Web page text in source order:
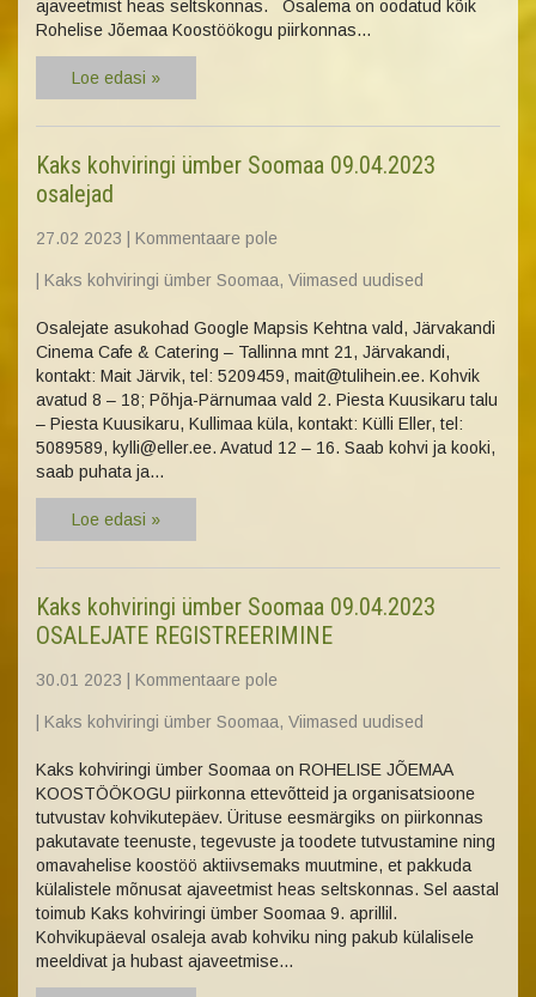
ajaveetmist heas seltskonnas. Osalema on oodatud kõik
Rohelise Jõemaa Koostöökogu piirkonnas…
Loe edasi »
Kaks kohviringi ümber Soomaa 09.04.2023
osalejad
27.02 2023 | Kommentaare pole
| Kaks kohviringi ümber Soomaa, Viimased uudised
Osalejate asukohad Google Mapsis Kehtna vald, Järvakandi
Cinema Cafe & Catering – Tallinna mnt 21, Järvakandi,
kontakt: Mait Järvik, tel: 5209459, mait@tulihein.ee. Kohvik
avatud 8 – 18; Põhja-Pärnumaa vald 2. Piesta Kuusikaru talu
– Piesta Kuusikaru, Kullimaa küla, kontakt: Külli Eller, tel:
5089589, kylli@eller.ee. Avatud 12 – 16. Saab kohvi ja kooki,
saab puhata ja…
Loe edasi »
Kaks kohviringi ümber Soomaa 09.04.2023
OSALEJATE REGISTREERIMINE
30.01 2023 | Kommentaare pole
| Kaks kohviringi ümber Soomaa, Viimased uudised
Kaks kohviringi ümber Soomaa on ROHELISE JÕEMAA
KOOSTÖÖKOGU piirkonna ettevõtteid ja organisatsioone
tutvustav kohvikutepäev. Ürituse eesmärgiks on piirkonnas
pakutavate teenuste, tegevuste ja toodete tutvustamine ning
omavahelise koostöö aktiivsemaks muutmine, et pakkuda
külalistele mõnusat ajaveetmist heas seltskonnas. Sel aastal
toimub Kaks kohviringi ümber Soomaa 9. aprillil.
Kohvikupäeval osaleja avab kohviku ning pakub külalisele
meeldivat ja hubast ajaveetmise…